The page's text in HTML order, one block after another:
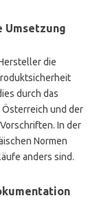
Umsetzung
die
durch das
und der
In der
Normen
anders sind.